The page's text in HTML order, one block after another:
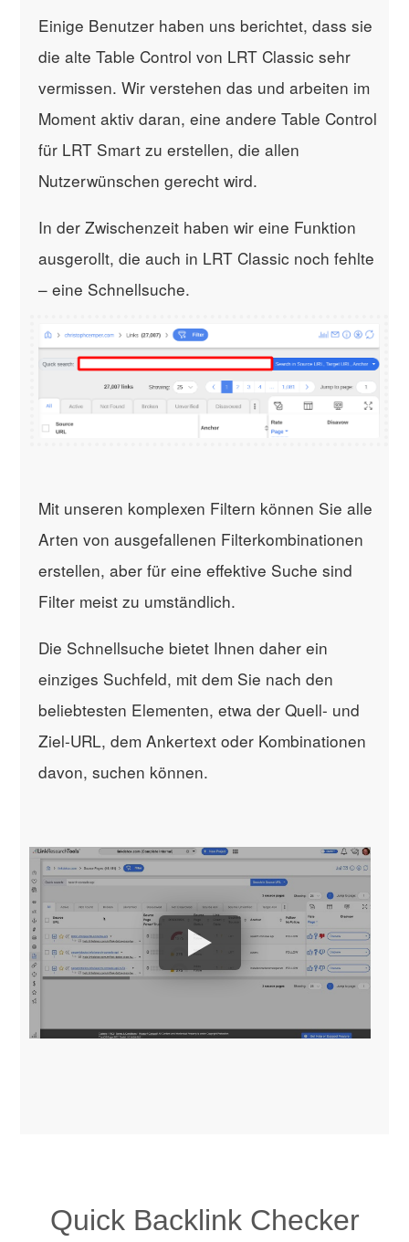
Einige Benutzer haben uns berichtet, dass sie
die alte Table Control von LRT Classic sehr
vermissen. Wir verstehen das und arbeiten im
Moment aktiv daran, eine andere Table Control
für LRT Smart zu erstellen, die allen
Nutzerwünschen gerecht wird.
In der Zwischenzeit haben wir eine Funktion
ausgerollt, die auch in LRT Classic noch fehlte
– eine Schnellsuche.
Mit unseren komplexen Filtern können Sie alle
Arten von ausgefallenen Filterkombinationen
erstellen, aber für eine effektive Suche sind
Filter meist zu umständlich.
Die Schnellsuche bietet Ihnen daher ein
einziges Suchfeld, mit dem Sie nach den
beliebtesten Elementen, etwa der Quell- und
Ziel-URL, dem Ankertext oder Kombinationen
davon, suchen können.
Quick Backlink Checker